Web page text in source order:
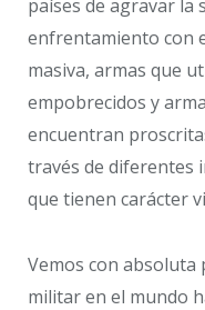
países de agravar la
enfrentamiento con
masiva, armas que
empobrecidos y
encuentran
través de diferentes
que tienen carácter
Vemos con absoluta
militar en el mundo